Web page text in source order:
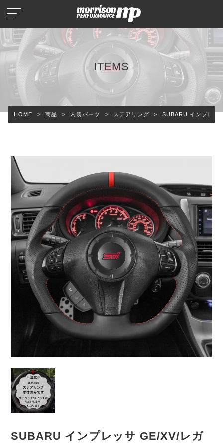
ITEMS
HOME > 商品 > 内装パーツ > ステアリング > SUBARU インプレッ
SUBARU インプレッサ GE/XV/レガ